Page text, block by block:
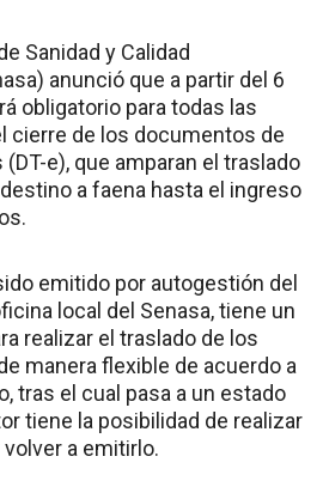
Sanidad y Calidad
anunció que a partir del 6
obligatorio para todas las
cierre de los documentos de
e), que amparan el traslado
a faena hasta el ingreso
emitido por autogestión del
local del Senasa, tiene un
realizar el traslado de los
manera flexible de acuerdo a
tras el cual pasa a un estado
tiene la posibilidad de realizar
a emitirlo.